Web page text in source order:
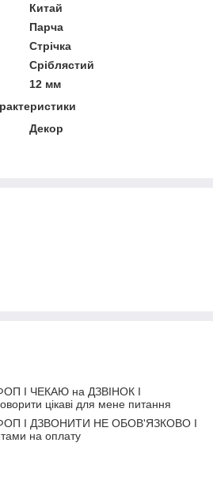
Китай
Парча
Стрічка
Сріблястий
12 мм
Декор
I ЧЕКАЮ на ДЗВІНОК I
цікаві для мене питання
ФОП I ДЗВОНИТИ НЕ ОБОВ'ЯЗКОВО I
на оплату